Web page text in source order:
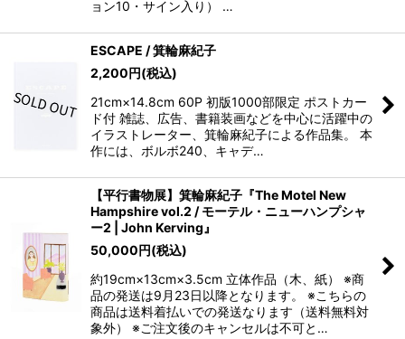
ョン10・サイン入り） …
ESCAPE / 箕輪麻紀子
2,200円(税込)
21cm×14.8cm 60P 初版1000部限定 ポストカー
ド付 雑誌、広告、書籍装画などを中心に活躍中の
イラストレーター、箕輪麻紀子による作品集。 本
作には、ボルボ240、キャデ…
【平行書物展】箕輪麻紀子『The Motel New
Hampshire vol.2 / モーテル・ニューハンプシャ
ー2 | John Kerving』
50,000円(税込)
約19cm×13cm×3.5cm 立体作品（木、紙） ※商
品の発送は9月23日以降となります。 ※こちらの
商品は送料着払いでの発送なります（送料無料対
象外） ※ご注文後のキャンセルは不可と…